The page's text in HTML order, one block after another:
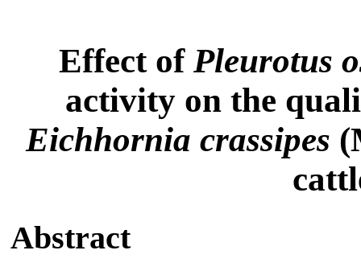
Effect of Pleurotus
activity on the
Eichhornia crassipes
Abstract